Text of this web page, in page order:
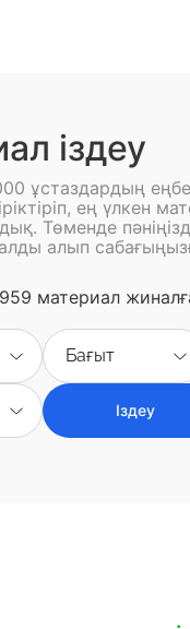
іздеу
ұстаздардың
ең үлкен
Төменде
алып
материал
Бағыт
Іздеу